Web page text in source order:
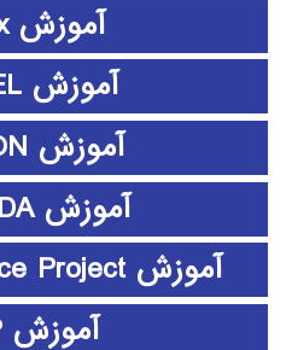
آموزش Latex
آموزش LISREL
آموزش LUMION
آموزش MAXQDA
آموزش Microsoft Office Project
آموزش PHP